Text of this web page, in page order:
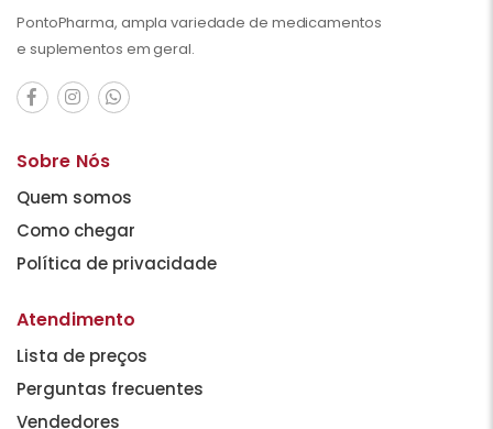
PontoPharma, ampla variedade de medicamentos
e suplementos em geral.
Sobre Nós
Quem somos
Como chegar
Política de privacidade
Atendimento
Lista de preços
Perguntas frecuentes
Vendedores